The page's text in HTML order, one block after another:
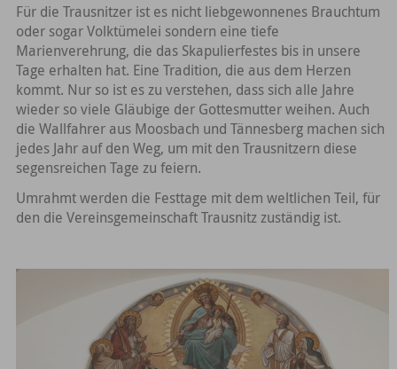
Für die Trausnitzer ist es nicht liebgewonnenes Brauchtum
oder sogar Volktümelei sondern eine tiefe
Marienverehrung, die das Skapulierfestes bis in unsere
Tage erhalten hat. Eine Tradition, die aus dem Herzen
kommt. Nur so ist es zu verstehen, dass sich alle Jahre
wieder so viele Gläubige der Gottesmutter weihen. Auch
die Wallfahrer aus Moosbach und Tännesberg machen sich
jedes Jahr auf den Weg, um mit den Trausnitzern diese
segensreichen Tage zu feiern.
Umrahmt werden die Festtage mit dem weltlichen Teil, für
den die Vereinsgemeinschaft Trausnitz zuständig ist.